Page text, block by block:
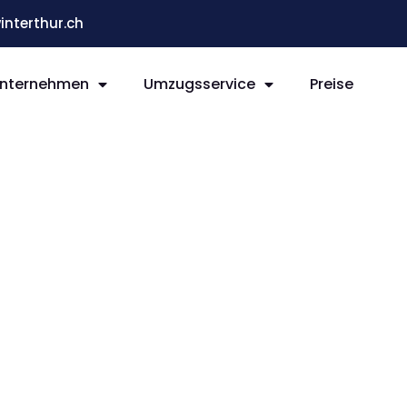
Umzugsservice Preise